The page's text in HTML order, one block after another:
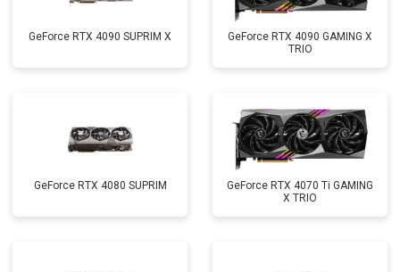
GeForce RTX 4090 SUPRIM X
GeForce RTX 4090 GAMING X
TRIO
GeForce RTX 4080 SUPRIM
GeForce RTX 4070 Ti GAMING
X TRIO